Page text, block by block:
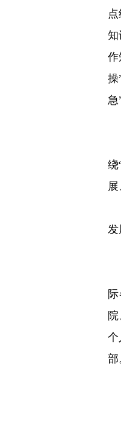
知
作
操
急
绕
展
发
个
部